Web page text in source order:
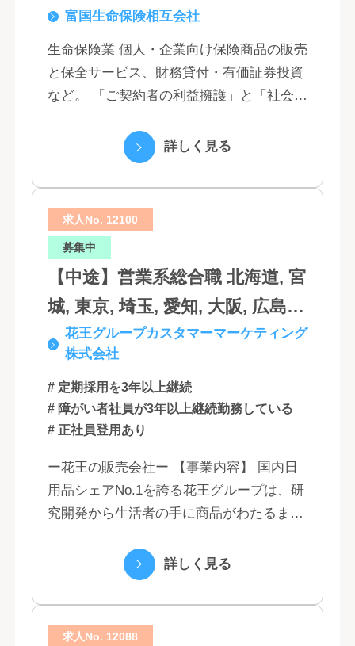
田, 山形, 東京, 神奈川, 千葉, 埼
玉, 茨城, 栃木, 群馬, 新潟, 石川,
富山, 福井, 長野, 山梨, 愛知, 静
岡, 三重, 岐阜, 大阪, 京都, 兵庫,
滋賀, 奈良, 和歌山, 広島, 岡山, 山
口, 鳥取, 島根, 香川, 愛媛, 徳島,
高知, 福岡, 長崎, 熊本, 鹿児島, 大
分, 宮崎, 佐賀, 沖縄
富国生命保険相互会社
生命保険業 個人・企業向け保険商品の販売
と保全サービス、財務貸付・有価証券投資
など。 「ご契約者の利益擁護」と「社会へ
づく「お客さま基点」をスローガンに掲
詳しく見る
求人No. 12100
募集中
【中途】営業系総合職 北海道, 宮
城, 東京, 埼玉, 愛知, 大阪, 広島,
福岡花王グループカスタマーマーケティング
株式会社
# 定期採用を3年以上継続
# 障がい者社員が3年以上継続勤務している
# 正社員登用あり
ー花王の販売会社ー 【事業内容】 国内日
用品シェアNo.1を誇る花王グループは、研
究開発から生活者の手に商品がわたるまで
で、情報のスピード、質、量ともに他社に
詳しく見る
求人No. 12088